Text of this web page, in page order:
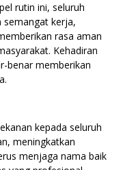
rutin ini, seluruh
semangat kerja,
rasa aman
Kehadiran
benar memberikan
kepada seluruh
meningkatkan
menjaga nama baik